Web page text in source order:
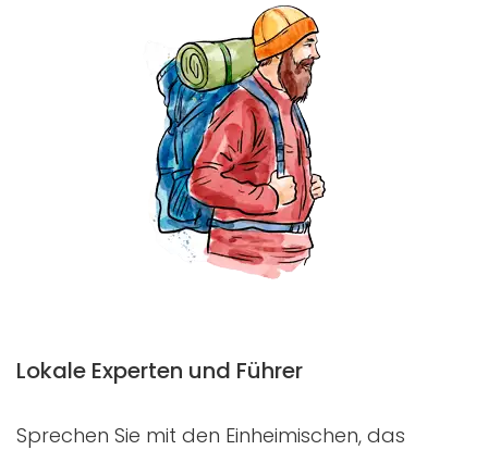
Lokale Experten und Führer
Sprechen Sie mit den Einheimischen, das